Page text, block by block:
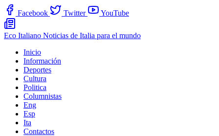
Facebook Twitter YouTube
Eco Italiano Noticias de Italia para el mundo
Inicio
Información
Deportes
Cultura
Politica
Columnistas
Eng
Esp
Ita
Contactos